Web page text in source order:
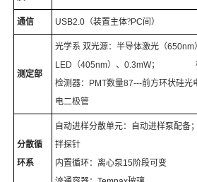
通信 USB2.0（装置主体?PC间）
测定部
光学系 双光源：半导体激光 （650nm
LED（405nm）、0.3mW；
检测器：
PMT数量87---前方环状硅光
电二极管
分散循
环系
自动进样分散单元：自动进样泵配备
拌探针
内置循环：离心泵15 阶段可变